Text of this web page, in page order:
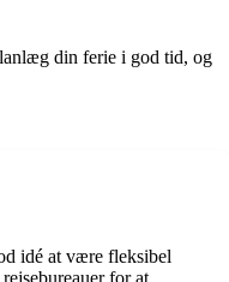
din ferie i god tid, og
idé at være fleksibel
for at